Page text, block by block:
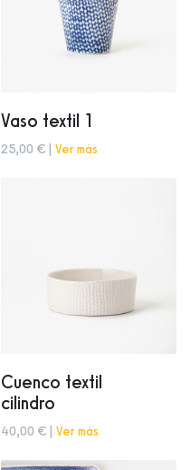
Vaso textil 1
25,00 € | Ver más
Cuenco textil
cilindro
40,00 € | Ver más